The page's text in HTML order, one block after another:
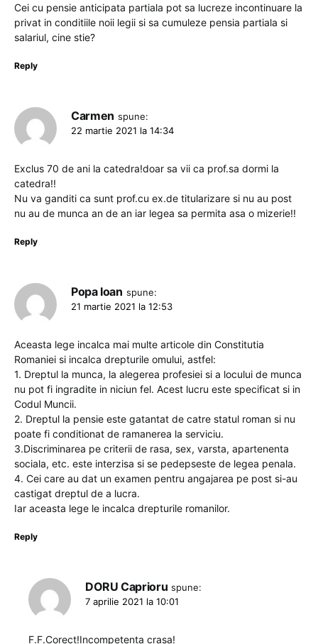
Cei cu pensie anticipata partiala pot sa lucreze incontinuare la
privat in conditiile noii legii si sa cumuleze pensia partiala si
salariul, cine stie?
Reply
Carmen spune:
22 martie 2021 la 14:34
Exclus 70 de ani la catedra!doar sa vii ca prof.sa dormi la
catedra!!
Nu va ganditi ca sunt prof.cu ex.de titularizare si nu au post
nu au de munca an de an iar legea sa permita asa o mizerie!!
Reply
Popa Ioan spune:
21 martie 2021 la 12:53
Aceasta lege incalca mai multe articole din Constitutia
Romaniei si incalca drepturile omului, astfel:
1. Dreptul la munca, la alegerea profesiei si a locului de munca
nu pot fi ingradite in niciun fel. Acest lucru este specificat si in
Codul Muncii.
2. Dreptul la pensie este gatantat de catre statul roman si nu
poate fi conditionat de ramanerea la serviciu.
3.Discriminarea pe criterii de rasa, sex, varsta, apartenenta
sociala, etc. este interzisa si se pedepseste de legea penala.
4. Cei care au dat un examen pentru angajarea pe post si-au
castigat dreptul de a lucra.
Iar aceasta lege le incalca drepturile romanilor.
Reply
DORU Caprioru spune:
7 aprilie 2021 la 10:01
F.F.Corect!Incompetenta crasa!